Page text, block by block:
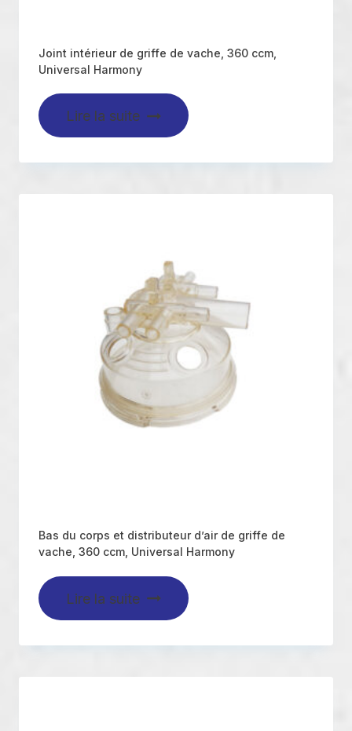
Joint intérieur de griffe de vache, 360 ccm,
Universal Harmony
Lire la suite
Bas du corps et distributeur d’air de griffe de
vache, 360 ccm, Universal Harmony
Lire la suite